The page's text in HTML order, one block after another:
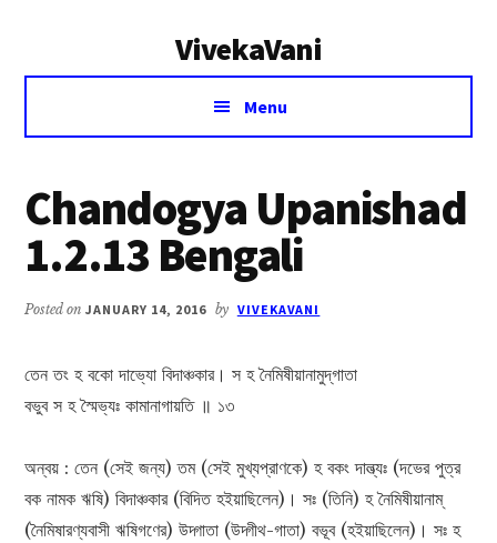
VivekaVani
Voice
Vivekananda
Menu
Chandogya Upanishad
1.2.13 Bengali
Posted onJANUARY 14, 2016 by VIVEKAVANI
তেন তং হ বকো দাভ্যো বিদাঞ্চকার। স হ নৈমিষীয়ানামুদ্‌গাতা
বভুব স হ স্মৈভ্যঃ কামানাগায়তি ॥ ১৩
অন্বয় : তেন (সেই জন্য) তম (সেই মুখ্যপ্রাণকে) হ বকং দাল্ভ্যঃ (দভের পুত্র
বক নামক ঋষি) বিদাঞ্চকার (বিদিত হইয়াছিলেন)। সঃ (তিনি) হ নৈমিষীয়ানাম্‌
(নৈমিষারণ্যবাসী ঋষিগণের) উদ্গাতা (উদ্গীথ-গাতা) বভূব (হইয়াছিলেন)। সঃ হ